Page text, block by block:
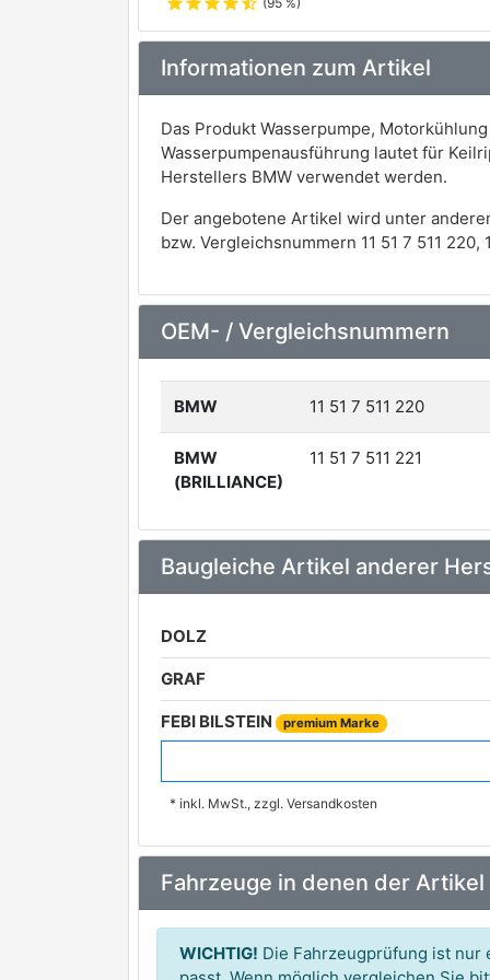
Informationen zum Artikel
Das Produkt Wasserpumpe,
Wasserpumpenausführung lautet für
Herstellers BMW verwendet werden.
Der angebotene Artikel wird unter
bzw. Vergleichsnummern 11 51 7 511 220,
OEM- / Vergleichsnummern
BMW 11 51 7 511 220
BMW
(BRILLIANCE)
11 51 7 511 221
Baugleiche Artikel anderer
DOLZ
GRAF
FEBI BILSTEIN premium Marke
HEPU premium Marke
GK
VALEO premium Marke
OPTIMAL
* inkl. MwSt., zzgl. Versandkosten
Fahrzeuge in denen der
WICHTIG! Die Fahrzeugprüfung ist nur